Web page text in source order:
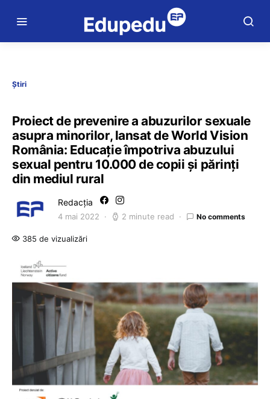
Știri
Proiect de prevenire a abuzurilor sexuale
asupra minorilor, lansat de World Vision
România: Educație împotriva abuzului
sexual pentru 10.000 de copii și părinți
din mediul rural
Redacția
4 mai 2022 2 minute read No comments
385 de vizualizări